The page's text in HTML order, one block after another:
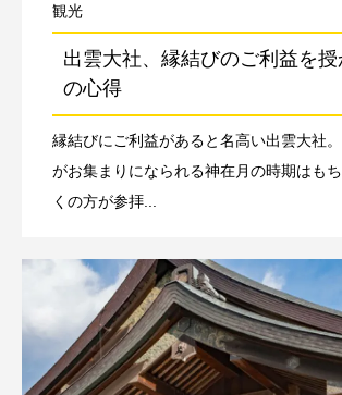
観光
出雲大社、縁結びのご利益を
の心得
縁結びにご利益があると名高い出雲大社
がお集まりになられる神在月の時期はも
くの方が参拝...